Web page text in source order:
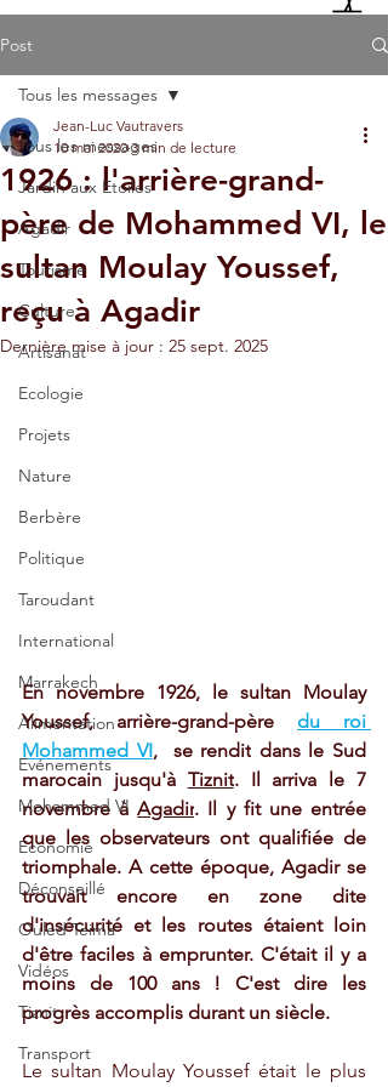
Post
Tous les messages
Jardin aux Etoiles
Agadir
Tourisme
Culture
Artisanat
Ecologie
Projets
Nature
Berbère
Politique
Taroudant
International
Marrakech
Alimentation
Evénements
Mohammed VI
Economie
Déconseillé
Ouled Teima
Vidéos
Tiznit
Transport
Tous les messages
1926 : l'arrière-grand-
père de Mohammed VI, le
sultan Moulay Youssef,
reçu à Agadir
Jean-Luc Vautravers
10 mai 2020 3 min de lecture
Dernière mise à jour : 25 sept. 2025
En novembre 1926, le sultan Moulay
Youssef, arrière-grand-père du roi
Mohammed VI,  se rendit dans le Sud
marocain jusqu'à Tiznit. Il arriva le 7
novembre à Agadir. Il y fit une entrée
que les observateurs ont qualifiée de
triomphale. A cette époque, Agadir se
trouvait encore en zone dite
d'insécurité et les routes étaient loin
d'être faciles à emprunter. C'était il y a
moins de 100 ans ! C'est dire les
progrès accomplis durant un siècle.
Le sultan Moulay Youssef était le plus